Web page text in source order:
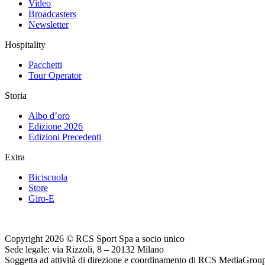
Video
Broadcasters
Newsletter
Hospitality
Pacchetti
Tour Operator
Storia
Albo d’oro
Edizione 2026
Edizioni Precedenti
Extra
Biciscuola
Store
Giro-E
Copyright 2026 © RCS Sport Spa a socio unico
Sede legale: via Rizzoli, 8 – 20132 Milano
Soggetta ad attività di direzione e coordinamento di RCS